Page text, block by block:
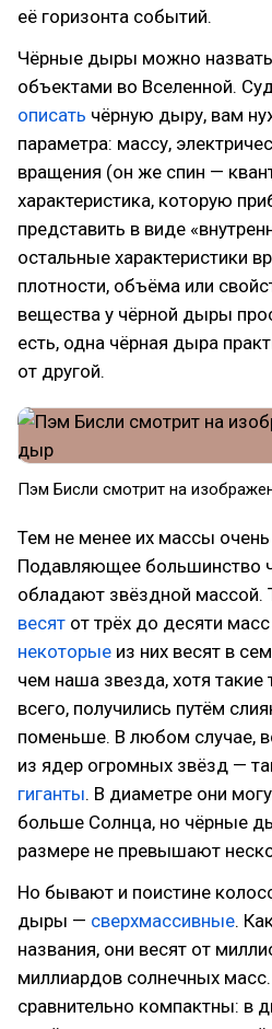
её горизонта событий.
Чёрные дыры можно
объектами во Вселенной.
описать чёрную дыру, вам
параметра: массу,
вращения (он же спин —
характеристика, которую
представить в виде
остальные характеристики
плотности, объёма или
вещества у чёрной дыры
есть, одна чёрная дыра
от другой.
Пэм Бисли смотрит на
Тем не менее их массы очень
Подавляющее большинство
обладают звёздной
весят от трёх до десяти
некоторые из них весят в
чем наша звезда, хотя такие
всего, получились путём
поменьше. В любом случае,
из ядер огромных звёзд —
гиганты. В диаметре они
больше Солнца, но чёрные
размере не превышают
Но бывают и поистине
дыры — сверхмассивные.
названия, они весят от
миллиардов солнечных
сравнительно компактны: в